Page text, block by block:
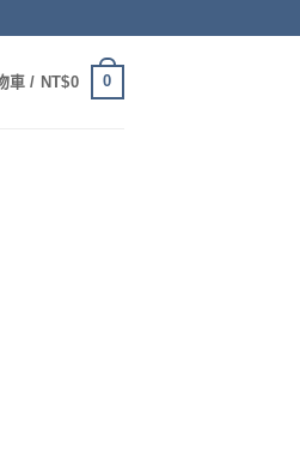
車 / NT$0 0